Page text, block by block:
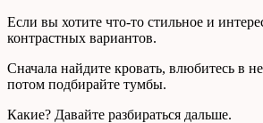
Если вы хотите что-то стильное и
контрастных вариантов.
Сначала найдите кровать, влюбитесь в
потом подбирайте тумбы.
Какие? Давайте разбираться дальше.